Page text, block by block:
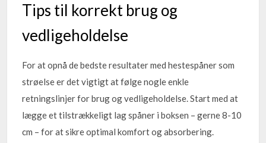
Tips til korrekt brug og
vedligeholdelse
For at opnå de bedste resultater med hestespåner som
strøelse er det vigtigt at følge nogle enkle
retningslinjer for brug og vedligeholdelse. Start med at
lægge et tilstrækkeligt lag spåner i boksen – gerne 8-10
cm – for at sikre optimal komfort og absorbering.